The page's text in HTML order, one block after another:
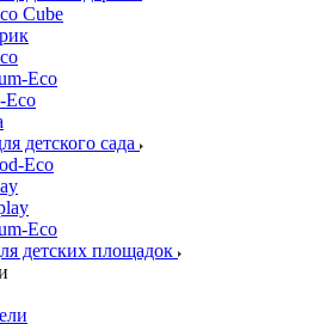
Cube
Еco
Eco
детского сада
Eco
Еco
детских площадок